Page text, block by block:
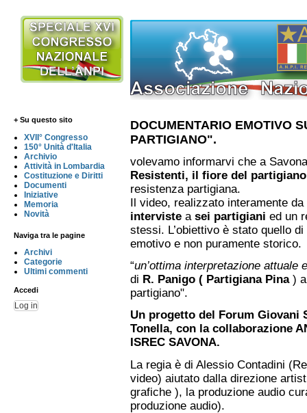
+ Su questo sito
XVII° Congresso
150° Unità d'Italia
Archivio
Attività in Lombardia
Costituzione e Diritti
Documenti
Iniziative
Memoria
Novità
Naviga tra le pagine
Archivi
Categorie
Ultimi commenti
Accedi
Log in
DOCUMENTARIO EMOTIVO
PARTIGIANO".
volevamo informarvi che a
Resistenti, il fiore del
resistenza partigiana.
Il video, realizzato interamente da
interviste a sei partigiani ed un
stessi. L’obiettivo è stato quello
emotivo e non puramente storico.
“un’ottima interpretazione
di R. Panigo ( Partigiana Pina )
partigiano".
Un progetto del Forum Giovani
Tonella, con la collaborazione
ISREC SAVONA.
La regia è di Alessio Contadini
video) aiutato dalla direzione
grafiche ), la produzione audio
produzione audio).